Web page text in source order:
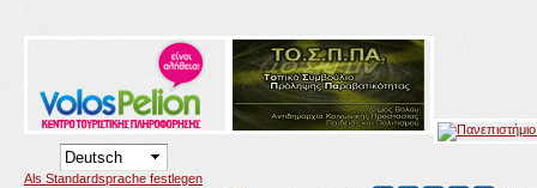
Als Standardsprache festlegen